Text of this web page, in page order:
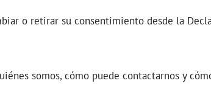
o retirar su consentimiento desde la
somos, cómo puede contactarnos y